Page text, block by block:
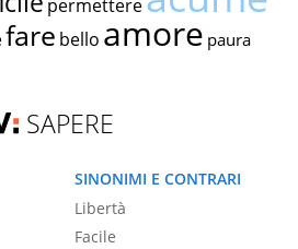
permettere
fare bello amore paura
SAPERE
SINONIMI E CONTRARI
Libertà
Facile